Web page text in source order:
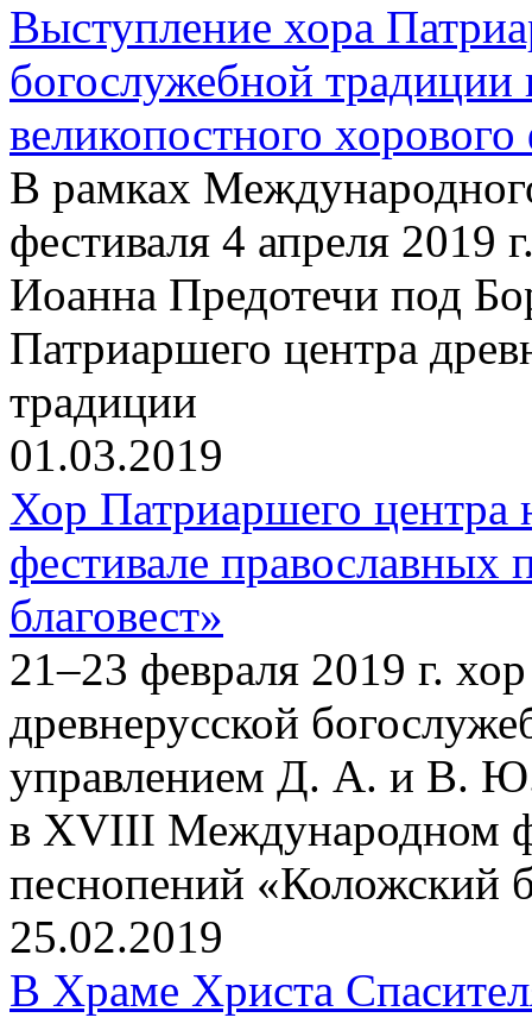
Выступление хора
богослужебной
великопостного хорового
В рамках
фестиваля 4 апреля 2019
Иоанна Предотечи под
Патриаршего центра
традиции
01.03.2019
Хор Патриаршего
фестивале
благовест»
21–23 февраля 2019 г.
древнерусской
управлением Д. А. и В. Ю.
в XVIII Международном
песнопений «Коложский
25.02.2019
В Храме Христа